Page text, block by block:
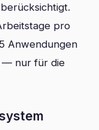
pro
Anwendungen
— nur für die